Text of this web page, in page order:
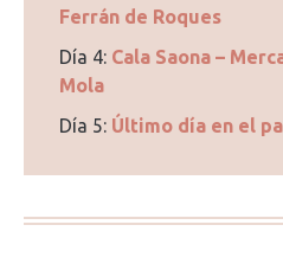
Ferrán de Roques
Día 4: Cala Saona –
Mola
Día 5: Último día en el